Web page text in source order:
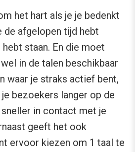
het hart als je je bedenkt
de afgelopen tijd hebt
staan. En die moet
in de talen beschikbaar
waar je straks actief bent,
bezoekers langer op de
in contact met je
geeft het ook
ervoor kiezen om 1 taal te